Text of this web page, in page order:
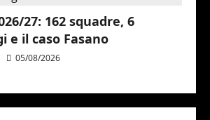
27: 162 squadre, 6
e il caso Fasano
05/08/2026